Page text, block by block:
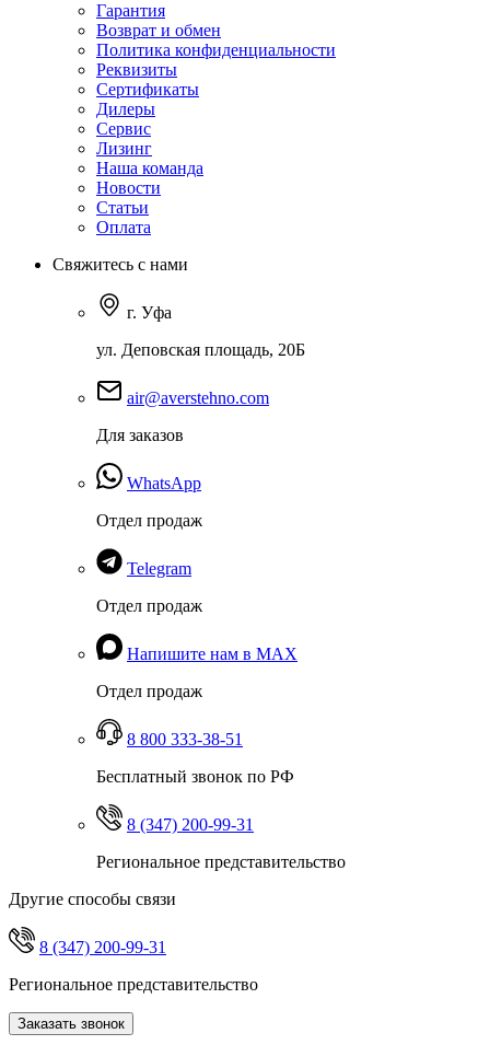
Гарантия
Возврат и обмен
Политика конфиденциальности
Реквизиты
Сертификаты
Дилеры
Сервис
Лизинг
Наша команда
Новости
Статьи
Оплата
Свяжитесь с нами
г. Уфа
ул. Деповская площадь, 20Б
air@averstehno.com
Для заказов
WhatsApp
Отдел продаж
Telegram
Отдел продаж
Напишите нам в MAX
Отдел продаж
8 800 333-38-51
Бесплатный звонок по РФ
8 (347) 200-99-31
Региональное представительство
Другие способы связи
8 (347) 200-99-31
Региональное представительство
Заказать звонок